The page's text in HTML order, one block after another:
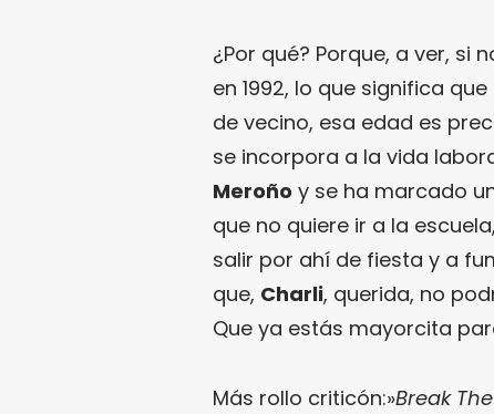
¿Por qué? Porque, a ver, si
en 1992, lo que significa
de vecino, esa edad es
se incorpora a la vida
Meroño y se ha marcado
que no quiere ir a la
salir por ahí de fiesta y a
que, Charli, querida, no
Que ya estás mayorcita
Más rollo criticón:»Break